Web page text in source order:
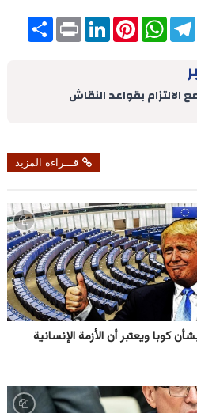
S
h
P
r
L
I
P
e
W
h
p
T
e
g
aالالتزام بقواعد النقاش
قـــراءة المزيد
كوبا ويعتبر أن الأزمة الإنسانية